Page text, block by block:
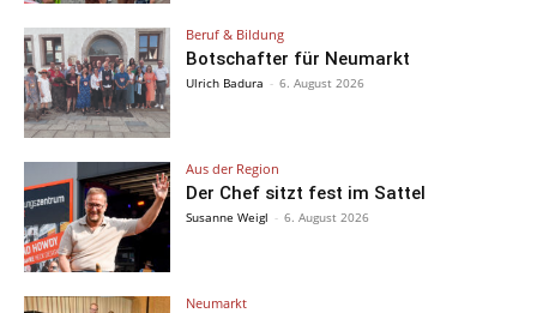
Beruf & Bildung
Botschafter für Neumarkt
Ulrich Badura - 6. August 2026
Aus der Region
Der Chef sitzt fest im Sattel
Susanne Weigl - 6. August 2026
Neumarkt